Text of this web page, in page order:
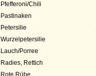
Pfefferoni/Chili
Pastinaken
Petersilie
Wurzelpetersilie
Lauch/Porree
Radies, Rettich
Rote Rübe